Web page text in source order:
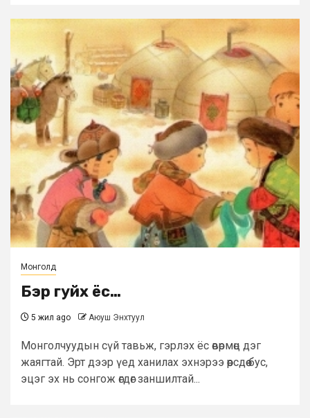
Монголд
Бэр гуйх ёс…
5 жил ago Аюуш Энхтуул
Монголчуудын сүй тавьж, гэрлэх ёс өвөрмөц дэг
жаягтай. Эрт дээр үед ханилах эхнэрээ өөрсдөө бус,
эцэг эх нь сонгож өгдөг заншилтай...